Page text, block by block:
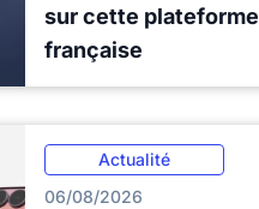
sur cette plateforme
française
Actualité
06/08/2026